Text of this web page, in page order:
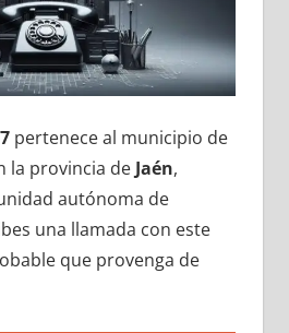
pertenece al municipio dе
la provincia dе Jaén,
autónoma dе
una llamada сοn еstе
quе provenga dе